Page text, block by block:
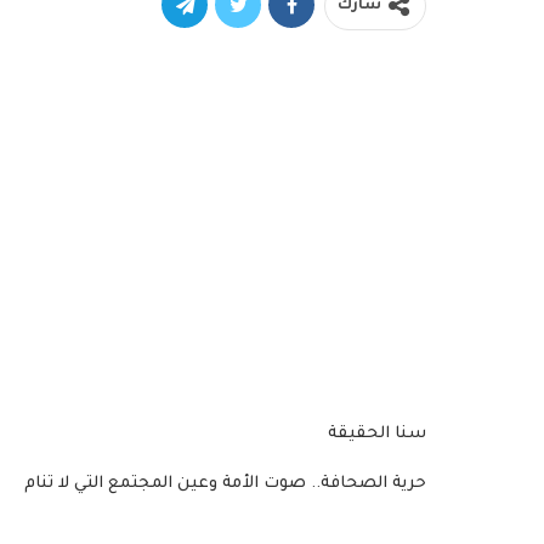
شارك
سنا الحقيقة
حرية الصحافة.. صوت الأمة وعين المجتمع التي لا تنام